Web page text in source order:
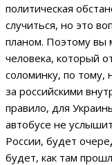
политическая
случиться, но это
планом. Поэтому вы
человека, который
соломинку, по тому,
за российскими
правило, для
автобусе не
России, будет
будет, как там